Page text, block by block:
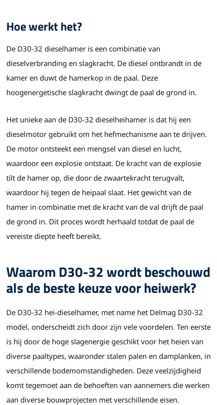
Hoe werkt het?
De D30-32 dieselhamer is een combinatie van
dieselverbranding en slagkracht. De diesel ontbrandt in de
kamer en duwt de hamerkop in de paal. Deze
hoogenergetische slagkracht dwingt de paal de grond in.
Het unieke aan de D30-32 dieselheihamer is dat hij een
dieselmotor gebruikt om het hefmechanisme aan te drijven.
De motor ontsteekt een mengsel van diesel en lucht,
waardoor een explosie ontstaat. De kracht van de explosie
tilt de hamer op, die door de zwaartekracht terugvalt,
waardoor hij tegen de heipaal slaat. Het gewicht van de
hamer in combinatie met de kracht van de val drijft de paal
de grond in. Dit proces wordt herhaald totdat de paal de
vereiste diepte heeft bereikt.
Waarom D30-32 wordt beschouwd
als de beste keuze voor heiwerk?
De D30-32 hei-dieselhamer, met name het Delmag D30-32
model, onderscheidt zich door zijn vele voordelen. Ten eerste
is hij door de hoge slagenergie geschikt voor het heien van
diverse paaltypes, waaronder stalen palen en damplanken, in
verschillende bodemomstandigheden. Deze veelzijdigheid
komt tegemoet aan de behoeften van aannemers die werken
aan diverse bouwprojecten met verschillende eisen.